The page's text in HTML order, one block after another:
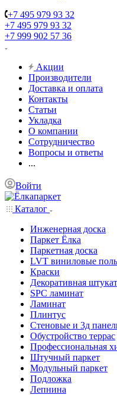
+7 495 979 93 32
+7 495 979 93 32
+7 999 902 57 36
Акции
Производители
Доставка и оплата
Контакты
Статьи
Укладка
О компании
Сотрудничество
Вопросы и ответы
...
Войти
Каталог
Инженерная доска
Паркет Ёлка
Паркетная доска
LVT виниловые
Краски
Декоративная
SPC ламинат
Ламинат
Плинтус
Стеновые и 3д
Обустройство террас
Профессиональная
Штучный паркет
Модульный паркет
Подложка
Лепнина